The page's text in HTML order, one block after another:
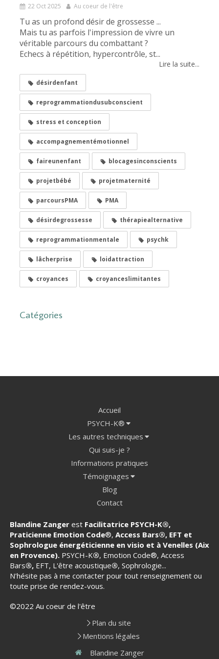
22 Oct 2025 Au coeur de l'être
Tu as un profond désir de grossesse ...
Mais tu as parfois l'impression de vivre un
véritable parcours du combattant ?
Echecs à répétition, hypercontrôle, st...
Lire la suite...
désirdenfant
reprogrammationdusubconscient
stress et conception
accompagnementémotionnel
faireunenfant blocagesinconscients
projetbébé projetmaternité
parcoursPMA PMA
désirdegrossesse thérapiealternative
reprogrammationmentale psychk
lâcherprise loidattraction
croyances croyanceslimitantes
Catégories
Accueil
PSYCH-K®
Les autres techniques
Qui suis-je ?
Informations pratiques
Témoignages
Blog
Contact
Blandine Zanger est Facilitatrice PSYCH-K®,
Praticienne Emotion Code®, Access Bars®, EFT et
Sophrologue énergéticienne en visio et à Venelles (Aix
en Provence). PSYCH-K®, Emotion Code®, Access
Bars®, EFT, L'être acoustique®, Sophrologie...
N'hésite pas à me contacter pour tout renseignement ou
toute prise de rendez-vous.
©2022 Au coeur de l'être
Plan du site
Mentions légales
Blandine Zanger